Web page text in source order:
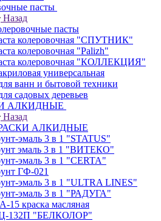
пасты
Назад
пасты
колеровочная "СПУТНИК"
колеровочная "Palizh"
колеровочная "КОЛЛЕКЦИЯ"
универсальная
ванн и бытовой техники
садовых деревьев
АЛКИДНЫЕ
Назад
АЛКИДНЫЕ
эмаль 3 в 1 "STATUS"
эмаль 3 в 1 "ВИТЕКО"
эмаль 3 в 1 "CERTA"
ГФ-021
эмаль 3 в 1 "ULTRA LINES"
эмаль 3 в 1 "РАДУГА"
15 краска масляная
132П "БЕЛКОЛОР"